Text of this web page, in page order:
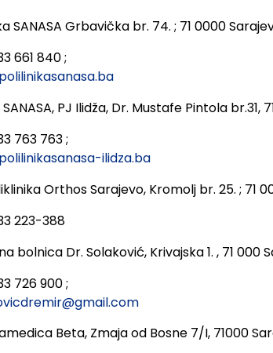
SANASA Grbavička br. 74. ; 71 0000
661 840 ;
PJ Ilidža, Dr. Mustafe Pintola br.31,
763 763 ;
ilidza.ba
Orthos Sarajevo, Kromolj br. 25. ; 71
223-388
bolnica Dr. Solaković, Krivajska 1. , 71 000
726 900 ;
Beta, Zmaja od Bosne 7/I, 71000